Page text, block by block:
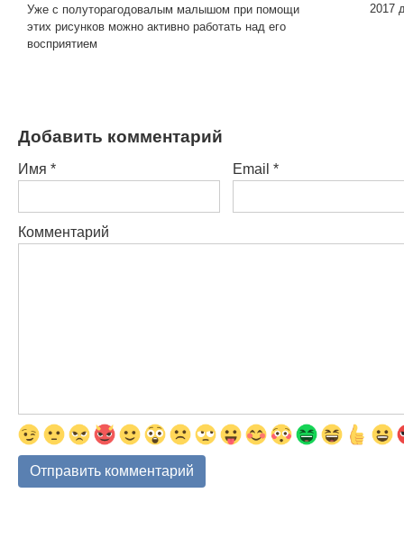
Уже с полуторагодовалым малышом при помощи
этих рисунков можно активно работать над его
восприятием
2017
Добавить комментарий
Имя * Email *
Комментарий